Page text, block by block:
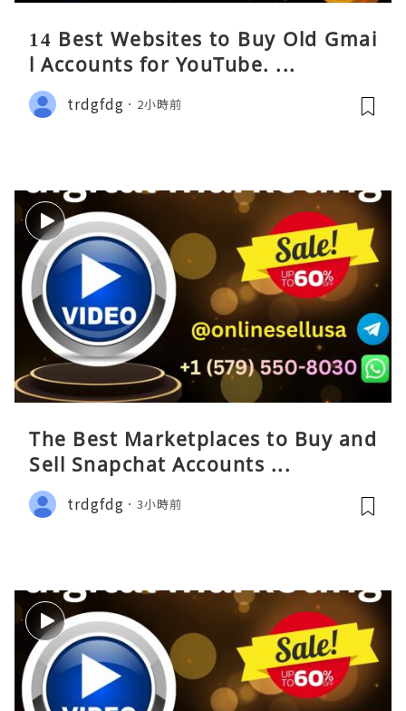
14 Best Websites to Buy Old Gmai
l Accounts for YouTube. ...
trdgfdg 2小時前
The Best Marketplaces to Buy and
Sell Snapchat Accounts ...
trdgfdg 3小時前